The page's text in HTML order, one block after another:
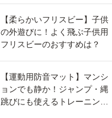
【柔らかいフリスビー】子供
の外遊びに！よく飛ぶ子供用
フリスビーのおすすめは？
【運動用防音マット】マンシ
ョンでも静か！ジャンプ・縄
跳びにも使えるトレーニング